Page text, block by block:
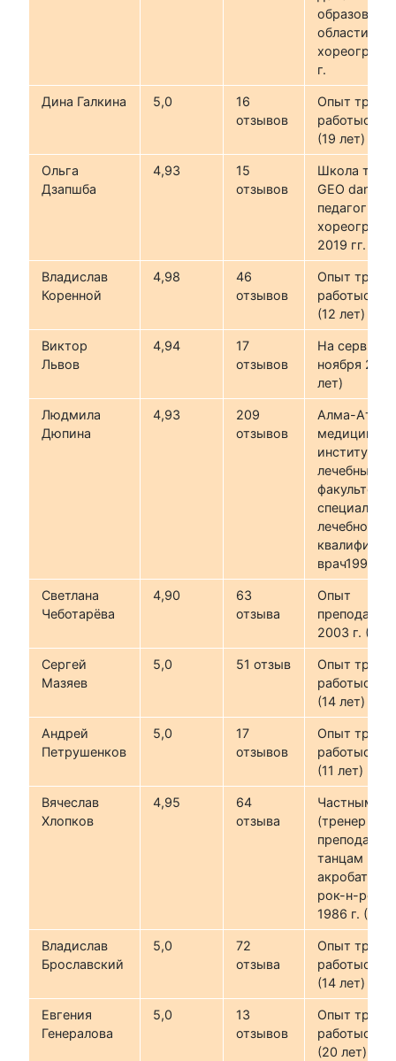
области
г.
Дина Галкина 5,0
16
отзывов
Опыт
работыс
(19 лет)
Ольга
Дзапшба
4,93
15
отзывов
Школа
GEO dance,
педагог-
2019 гг.
Владислав
Коренной
4,98
46
отзывов
Опыт
работыс
(12 лет)
Виктор
Львов
4,94
17
отзывов
На сервисе
ноября
лет)
Людмила
Дюпина
4,93
209
отзывов
Алма-
институт,
лечебный
факультет,
лечебное
врач1992 г.
Светлана
Чеботарёва
4,90
63
отзыва
Опыт
2003 г. (21
Сергей
Мазяев
5,0 51 отзыв
Опыт
работыс
(14 лет)
Андрей
Петрушенков
5,0
17
отзывов
Опыт
работыс
(11 лет)
Вячеслав
Хлопков
4,95
64
отзыва
Частным
(тренер /
танцам и
рок-н-
1986 г. (38
Владислав
Брославский
5,0
72
отзыва
Опыт
работыс
(14 лет)
Евгения
Генералова
5,0
13
отзывов
Опыт
работыс
(20 лет)